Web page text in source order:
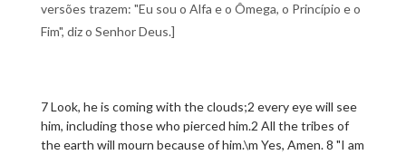
versões trazem: "Eu sou o Alfa e o Ômega, o Princípio e o
Fim", diz o Senhor Deus.]
7 Look, he is coming with the clouds;2 every eye will see
him, including those who pierced him.2 All the tribes of
the earth will mourn because of him.\m Yes, Amen. 8 "I am